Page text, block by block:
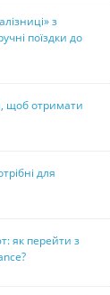
з
поїздки до
щоб отримати
для
як перейти з